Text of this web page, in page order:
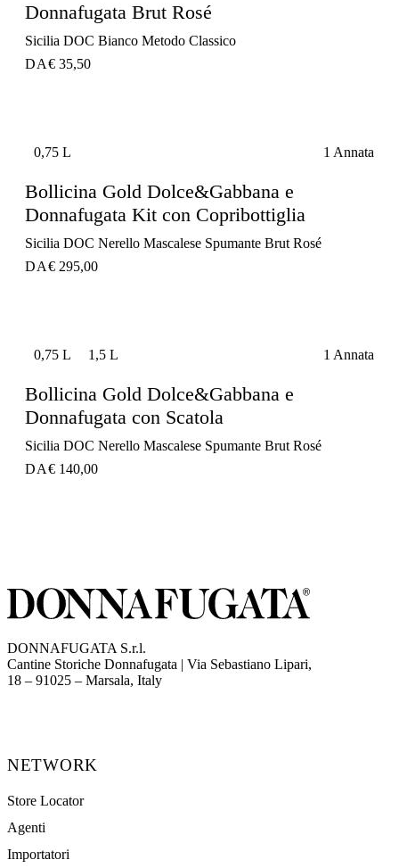
Donnafugata Brut Rosé
Sicilia DOC Bianco Metodo Classico
DA€ 35,50
0,75 L 1 Annata
Bollicina Gold Dolce&Gabbana e
Donnafugata Kit con Copribottiglia
Sicilia DOC Nerello Mascalese Spumante Brut Rosé
DA€ 295,00
0,75 L 1,5 L 1 Annata
Bollicina Gold Dolce&Gabbana e
Donnafugata con Scatola
Sicilia DOC Nerello Mascalese Spumante Brut Rosé
DA€ 140,00
DONNAFUGATA S.r.l.
Cantine Storiche Donnafugata | Via Sebastiano Lipari,
18 – 91025 – Marsala, Italy(opens in new tab)
NETWORK
Store Locator
Agenti
Importatori